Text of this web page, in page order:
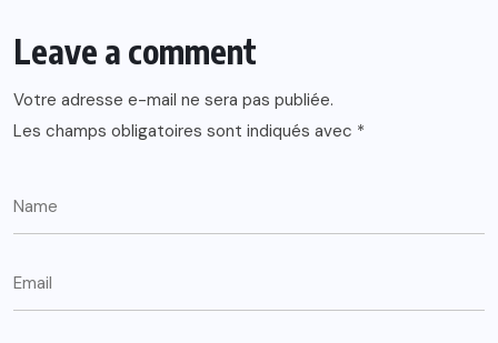
Leave a comment
Votre adresse e-mail ne sera pas publiée.
Les champs obligatoires sont indiqués avec *